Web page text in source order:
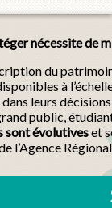
nécessite de
du
à
leurs
public,
sont évolutiveset
l’Agence